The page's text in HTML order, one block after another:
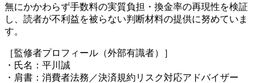
無にかかわらず手数料の実質負担・換金率の再現性を検証
し、読者が不利益を被らない判断材料の提供に努めていま
す。
［監修者プロフィール（外部有識者）］
・氏名：平川誠
・肩書：消費者法務／決済規約リスク対応アドバイザー